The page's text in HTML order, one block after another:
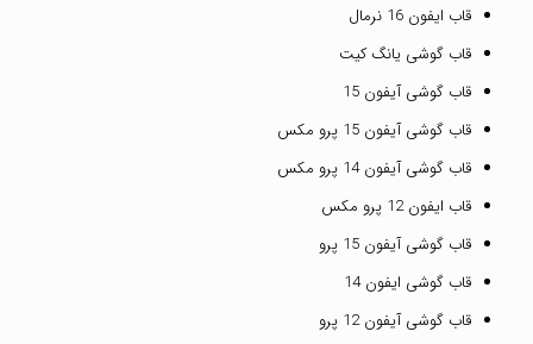
قاب ایفون 16 نرمال
قاب گوشی یانگ کیت
قاب گوشی آیفون 15
قاب گوشی آیفون 15 پرو مکس
قاب گوشی آیفون 14 پرو مکس
قاب ایفون 12 پرو مکس
قاب گوشی آیفون 15 پرو
قاب گوشی ایفون 14
قاب گوشی آیفون 12 پرو